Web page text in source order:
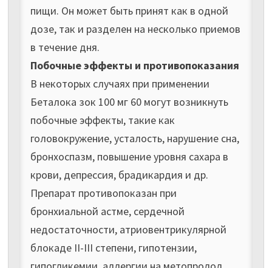
пищи. Он может быть принят как в одной
дозе, так и разделен на несколько приемов
в течение дня.
Побочные эффекты и противопоказания
В некоторых случаях при применении
Беталока зок 100 мг 60 могут возникнуть
побочные эффекты, такие как
головокружение, усталость, нарушение сна,
бронхоспазм, повышение уровня сахара в
крови, депрессия, брадикардия и др.
Препарат противопоказан при
бронхиальной астме, сердечной
недостаточности, атриовентрикулярной
блокаде II-III степени, гипотензии,